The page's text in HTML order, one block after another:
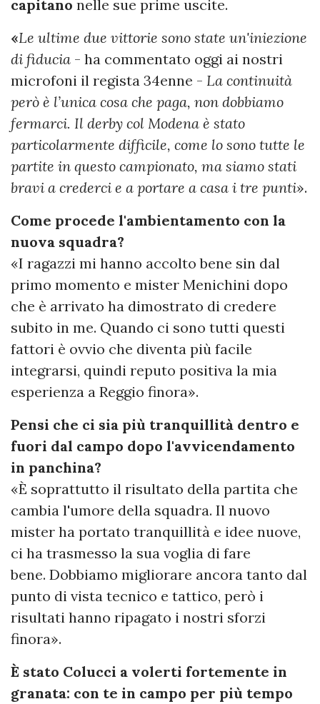
capitano nelle sue prime uscite.
«Le ultime due vittorie sono state un'iniezione
di fiducia - ha commentato oggi ai nostri
microfoni il regista 34enne - La continuità
però è l’unica cosa che paga, non dobbiamo
fermarci. Il derby col Modena è stato
particolarmente difficile, come lo sono tutte le
partite in questo campionato, ma siamo stati
bravi a crederci e a portare a casa i tre punti».
Come procede l'ambientamento con la
nuova squadra?
«I ragazzi mi hanno accolto bene sin dal
primo momento e mister Menichini dopo
che è arrivato ha dimostrato di credere
subito in me. Quando ci sono tutti questi
fattori è ovvio che diventa più facile
integrarsi, quindi reputo positiva la mia
esperienza a Reggio finora».
Pensi che ci sia più tranquillità dentro e
fuori dal campo dopo l'avvicendamento
in panchina?
«È soprattutto il risultato della partita che
cambia l'umore della squadra. Il nuovo
mister ha portato tranquillità e idee nuove,
ci ha trasmesso la sua voglia di fare
bene. Dobbiamo migliorare ancora tanto dal
punto di vista tecnico e tattico, però i
risultati hanno ripagato i nostri sforzi
finora».
È stato Colucci a volerti fortemente in
granata: con te in campo per più tempo